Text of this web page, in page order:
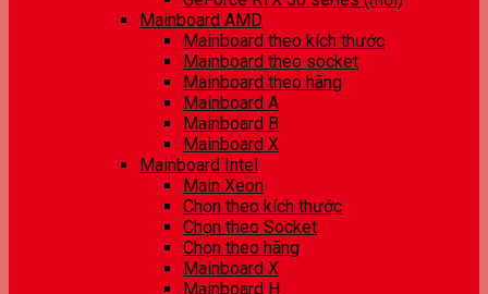
Mainboard AMD
Mainboard theo kích thước
Mainboard theo socket
Mainboard theo hãng
Mainboard A
Mainboard B
Mainboard X
Mainboard Intel
Main Xeon
Chọn theo kích thước
Chọn theo Socket
Chọn theo hãng
Mainboard X
Mainboard H